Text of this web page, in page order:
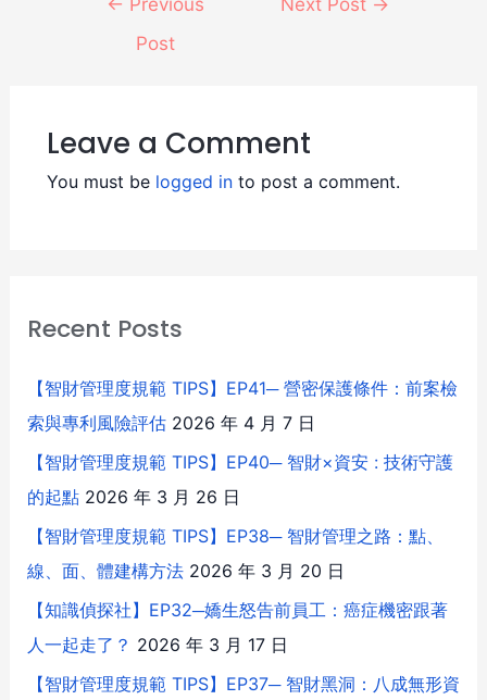
Post
Leave a Comment
You must be logged into post a comment.
Recent Posts
【智財管理度規範 TIPS】EP41─ 營密保護條件：前案檢
索與專利風險評估 2026 年 4 月 7 日
【智財管理度規範 TIPS】EP40─ 智財×資安 : 技術守護
的起點 2026 年 3 月 26 日
【智財管理度規範 TIPS】EP38─ 智財管理之路：點、
線、面、體建構方法 2026 年 3 月 20 日
【知識偵探社】EP32─嬌生怒告前員工：癌症機密跟著
人一起走了？ 2026 年 3 月 17 日
【智財管理度規範 TIPS】EP37─ 智財黑洞：八成無形資